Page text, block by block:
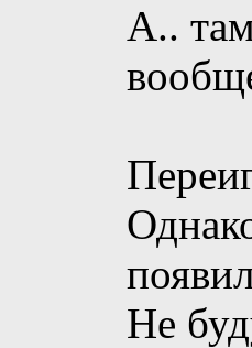
А..
Не